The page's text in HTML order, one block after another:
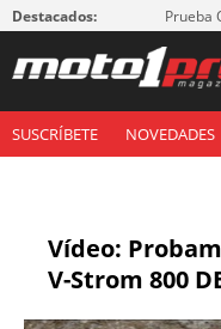
Destacados: Prueba
SUSCRÍBETE NOVEDADES
Vídeo:
V-Strom 800